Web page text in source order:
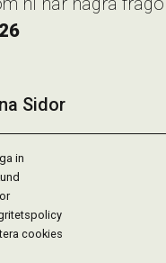
Sidor
in
cookies